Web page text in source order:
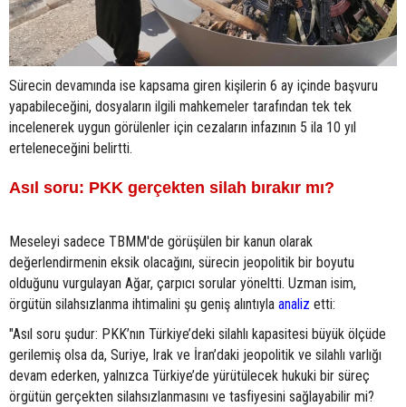
Sürecin devamında ise kapsama giren kişilerin 6 ay içinde başvuru
yapabileceğini, dosyaların ilgili mahkemeler tarafından tek tek
incelenerek uygun görülenler için cezaların infazının 5 ila 10 yıl
erteleneceğini belirtti.
Asıl soru: PKK gerçekten silah bırakır mı?
Meseleyi sadece TBMM'de görüşülen bir kanun olarak
değerlendirmenin eksik olacağını, sürecin jeopolitik bir boyutu
olduğunu vurgulayan Ağar, çarpıcı sorular yöneltti. Uzman isim,
örgütün silahsızlanma ihtimalini şu geniş alıntıyla analiz etti:
"Asıl soru şudur: PKK’nın Türkiye’deki silahlı kapasitesi büyük ölçüde
gerilemiş olsa da, Suriye, Irak ve İran’daki jeopolitik ve silahlı varlığı
devam ederken, yalnızca Türkiye’de yürütülecek hukuki bir süreç
örgütün gerçekten silahsızlanmasını ve tasfiyesini sağlayabilir mi?